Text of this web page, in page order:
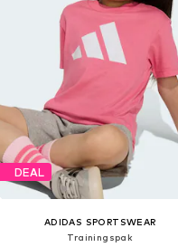
DEAL
ADIDAS SPORTSWEAR
Trainingspak